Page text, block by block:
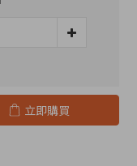
立即購買